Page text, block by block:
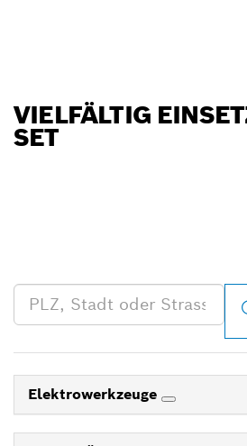
VIELFÄLTIG
SET
Elektrowerkzeuge